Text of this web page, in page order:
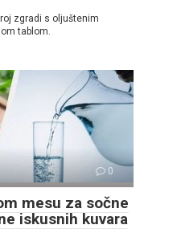
zgradi s oljuštenim
tablom.
0
mesu za sočne
iskusnih kuvara